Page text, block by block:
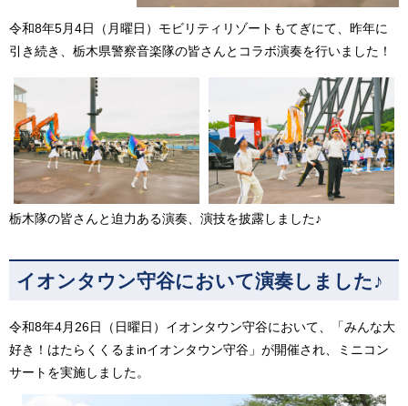
令和8年5月4日（月曜日）モビリティリゾートもてぎにて、昨年に
引き続き、栃木県警察音楽隊の皆さんとコラボ演奏を行いました！
栃木隊の皆さんと迫力ある演奏、演技を披露しました♪
イオンタウン守谷において演奏しました♪
令和8年4月26日（日曜日）イオンタウン守谷において、「みんな大
好き！はたらくくるまinイオンタウン守谷」が開催され、ミニコン
サートを実施しました。